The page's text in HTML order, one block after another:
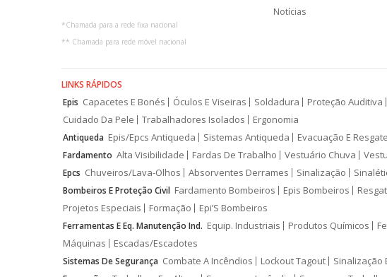
*Chamada para a rede fixa nacional
** Chamada para rede móvel nacional
Notícias
LINKS RÁPIDOS
Epis Capacetes E Bonés Óculos E Viseiras Soldadura Proteção Auditiva
Cuidado Da Pele
Trabalhadores Isolados Ergonomia
Antiqueda Epis/Epcs Antiqueda Sistemas Antiqueda Evacuação E Resgate
Fardamento Alta Visibilidade Fardas De Trabalho Vestuário Chuva
Epcs Chuveiros/Lava-Olhos Absorventes Derrames Sinalização
Bombeiros E Proteção Civil Fardamento Bombeiros Epis Bombeiros
Projetos Especiais
Formação Epi’S Bombeiros
Ferramentas E Eq. Manutenção Ind. Equip. Industriais Produtos Químicos
Máquinas
Escadas/Escadotes
Sistemas De Segurança Combate A Incêndios Lockout Tagout Sinalização